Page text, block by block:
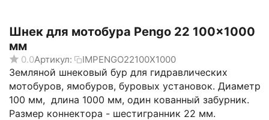
Шнек для мотобура Pengo 22 100x1000
мм
0.0Артикул: IMPENGO22100X1000
Земляной шнековый бур для гидравлических
мотобуров, ямобуров, буровых установок. Диаметр
100 мм, длина 1000 мм, один кованный забурник.
Размер коннектора - шестигранник 22 мм.